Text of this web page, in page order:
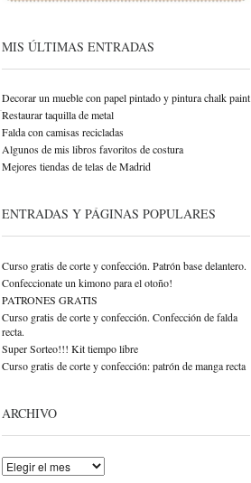
MIS ÚLTIMAS ENTRADAS
Decorar un mueble con papel pintado y pintura chalk paint
Restaurar taquilla de metal
Falda con camisas recicladas
Algunos de mis libros favoritos de costura
Mejores tiendas de telas de Madrid
ENTRADAS Y PÁGINAS POPULARES
Curso gratis de corte y confección. Patrón base delantero.
Confeccionate un kimono para el otoño!
PATRONES GRATIS
Curso gratis de corte y confección. Confección de falda
recta.
Super Sorteo!!! Kit tiempo libre
Curso gratis de corte y confección: patrón de manga recta
ARCHIVO
Archivo